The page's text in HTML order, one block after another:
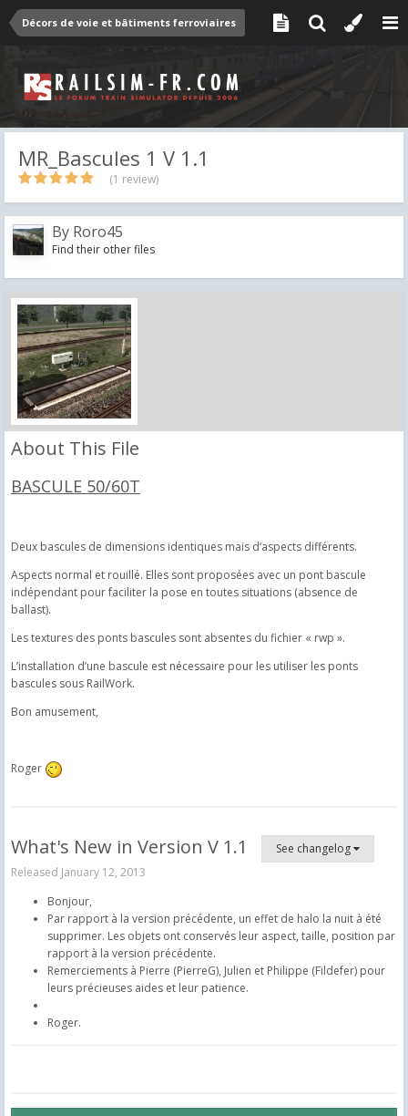
Décors de voie et bâtiments ferroviaires
MR_Bascules 1 V 1.1
(1 review)
By Roro45
Find their other files
About This File
BASCULE 50/60T
Deux bascules de dimensions identiques mais d’aspects différents.
Aspects normal et rouillé. Elles sont proposées avec un pont bascule
indépendant pour faciliter la pose en toutes situations (absence de
ballast).
Les textures des ponts bascules sont absentes du fichier « rwp ».
L’installation d’une bascule est nécessaire pour les utiliser les ponts
bascules sous RailWork.
Bon amusement,
Roger
What's New in Version V 1.1
See changelog
Released January 12, 2013
Bonjour,
Par rapport à la version précédente, un effet de halo la nuit à été
supprimer. Les objets ont conservés leur aspect, taille, position par
rapport à la version précédente.
Remerciements à Pierre (PierreG), Julien et Philippe (Fildefer) pour
leurs précieuses aides et leur patience.
Roger.